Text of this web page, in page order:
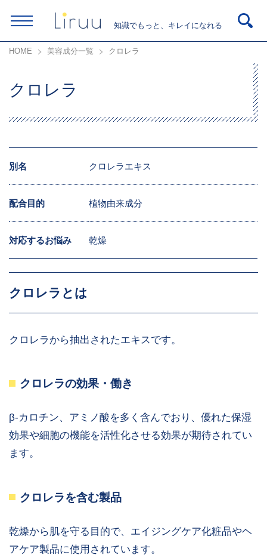
知識でもっと、キレイになれる
HOME 美容成分一覧 クロレラ
クロレラ
別名 クロレラエキス
配合目的 植物由来成分
対応するお悩み 乾燥
クロレラとは
クロレラから抽出されたエキスです。
クロレラの効果・働き
β-カロチン、アミノ酸を多く含んでおり、優れた保湿
効果や細胞の機能を活性化させる効果が期待されてい
ます。
クロレラを含む製品
乾燥から肌を守る目的で、エイジングケア化粧品やヘ
アケア製品に使用されています。